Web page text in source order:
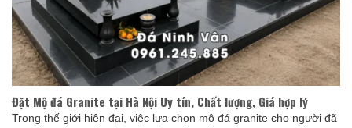
Đặt Mộ đá Granite tại Hà Nội Uy tín, Chất lượng, Giá hợp lý
Trong thế giới hiện đại, việc lựa chọn mộ đá granite cho người đã